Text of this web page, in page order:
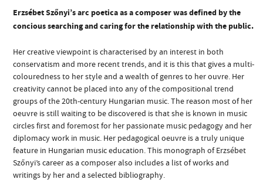
CONTACT
VIDEO GALLERY
ADDRESS
Erzsébet Szőnyi’s arc poetica as a composer was defined by the
concious searching and caring for the relationship with the public.
Her creative viewpoint is characterised by an interest in both
conservatism and more recent trends, and it is this that gives a multi-
colouredness to her style and a wealth of genres to her ouvre. Her
creativity cannot be placed into any of the compositional trend
groups of the 20th-century Hungarian music. The reason most of her
oeuvre is still waiting to be discovered is that she is known in music
circles first and foremost for her passionate music pedagogy and her
diplomacy work in music. Her pedagogical oeuvre is a truly unique
feature in Hungarian music education. This monograph of Erzsébet
Szőnyi’s career as a composer also includes a list of works and
writings by her and a selected bibliography.